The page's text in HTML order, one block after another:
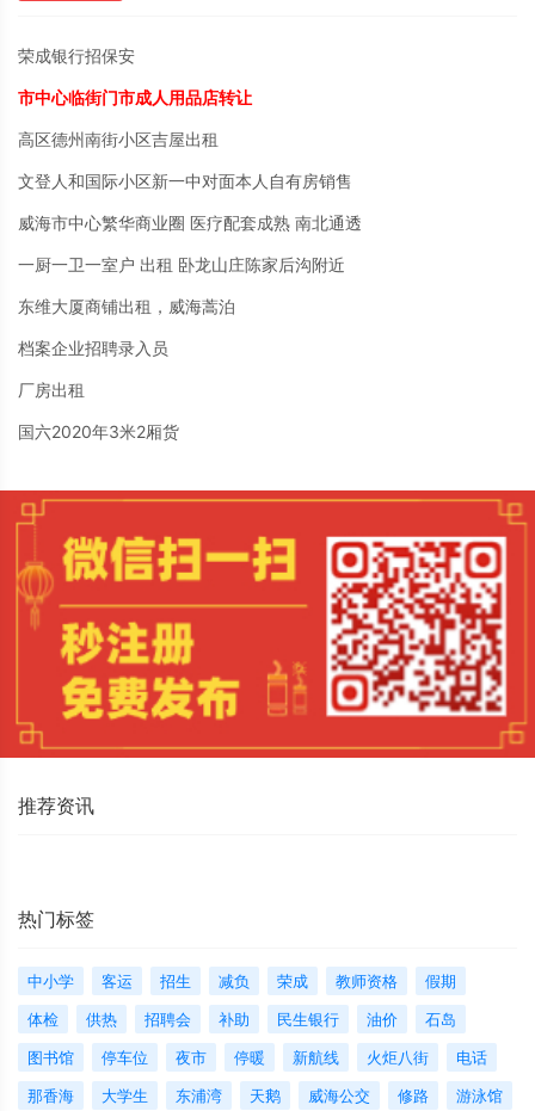
荣成银行招保安
市中心临街门市成人用品店转让
高区德州南街小区吉屋出租
文登人和国际小区新一中对面本人自有房销售
威海市中心繁华商业圈 医疗配套成熟 南北通透
一厨一卫一室户 出租 卧龙山庄陈家后沟附近
东维大厦商铺出租，威海蒿泊
档案企业招聘录入员
厂房出租
国六2020年3米2厢货
推荐资讯
热门标签
中小学 客运 招生 减负 荣成 教师资格
假期
体检
供热 招聘会 补助 民生银行 油价
石岛
图书馆
停车位 夜市 停暖 新航线 火炬八街
电话
那香海
大学生 东浦湾 天鹅 威海公交 修路 游泳馆